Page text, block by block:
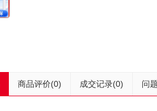
商品评价(0) 成交记录(0) 问